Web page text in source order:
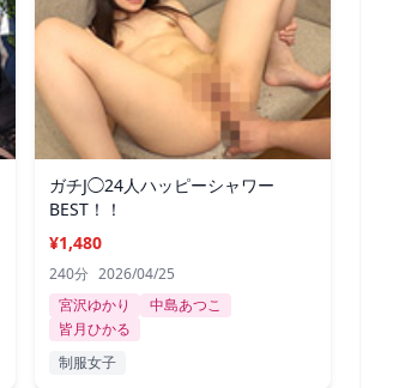
ガチJ◯24人ハッピーシャワー
BEST！！
¥1,480
240分 2026/04/25
宮沢ゆかり
中島あつこ
皆月ひかる
制服女子